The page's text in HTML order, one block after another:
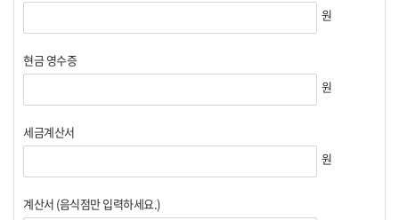
원
현금 영수증
원
세금계산서
원
계산서 (음식점만 입력하세요.)